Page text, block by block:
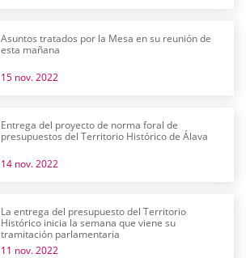
Asuntos tratados por la Mesa en su reunión de
esta mañana
15 nov. 2022
Entrega del proyecto de norma foral de
presupuestos del Territorio Histórico de Álava
14 nov. 2022
La entrega del presupuesto del Territorio
Histórico inicia la semana que viene su
tramitación parlamentaria
11 nov. 2022